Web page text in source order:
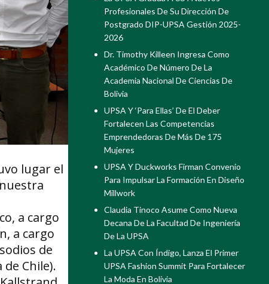
lugar el
a cargo
a cargo
de
Chile).
Profesionales De Su Dirección De
Postgrado DIP-UPSA Gestión 2025-
2026
Dr. Timothy Killeen Ingresa Como
Académico De Número De La
Academia Nacional De Ciencias De
Bolivia
UPSA Y ‘Para Ellas’ De El Deber
Fortalecen Las Competencias
Emprendedoras De Más De 175
Mujeres
UPSA Y Duckworks Firman Convenio
Para Impulsar La Formación En Diseño
Millwork
Claudia Tinoco Asume Como Nueva
Decana De La Facultad De Ingeniería
De La UPSA
La UPSA Con Índigo, Lanza El Primer
UPSA Fashion Summit Para Fortalecer
La Moda En Bolivia